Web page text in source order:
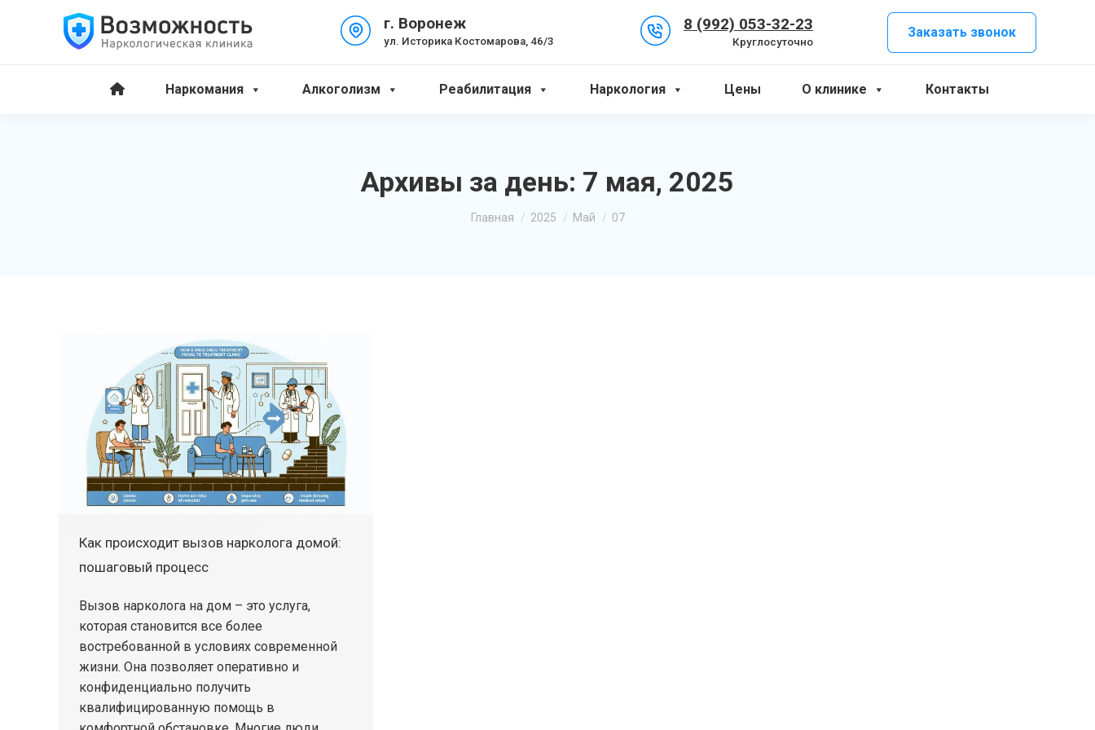
г. Воронеж
ул. Историка Костомарова, 46/3
8 (992) 053-32-23
Круглосуточно
Заказать звонок
Наркомания Алкоголизм Реабилитация Наркология Цены О клинике Контакты
Архивы за день: 7 мая, 2025
Вы здесь:
Главная 2025 Май 07
Как происходит вызов нарколога домой:
пошаговый процесс
Вызов нарколога на дом – это услуга,
которая становится все более
востребованной в условиях современной
жизни. Она позволяет оперативно и
конфиденциально получить
квалифицированную помощь в